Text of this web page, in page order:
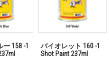
158 -1
バイオレット 160 -1
Shot Paint 237ml